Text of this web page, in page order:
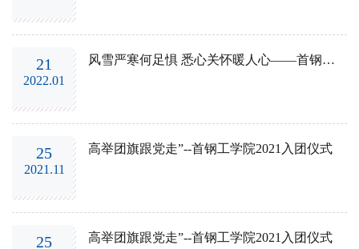
21
2022.01
风雪严寒何足惧 悉心关怀暖人心——首钢工学院顺利开展冬奥会志愿者慰问活动
25
2021.11
高举团旗跟党走”--首钢工学院2021入团仪式
25 高举团旗跟党走”--首钢工学院2021入团仪式